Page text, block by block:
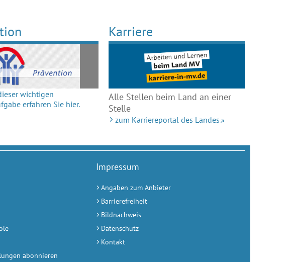
wichtigen
erfahren Sie hier.
Karriere
Alle Stellen beim Land an einer
Stelle
zum Karriereportal des Landes
abonnieren
Impressum
Angaben zum Anbieter
Barrierefreiheit
Bildnachweis
Datenschutz
Kontakt